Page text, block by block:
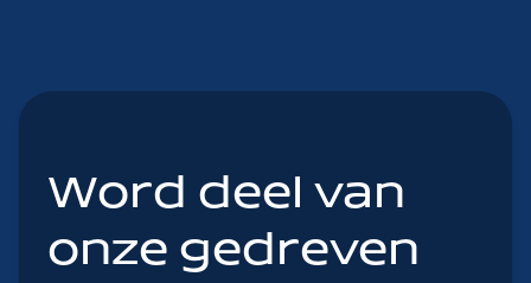
Word deel van
onze gedreven